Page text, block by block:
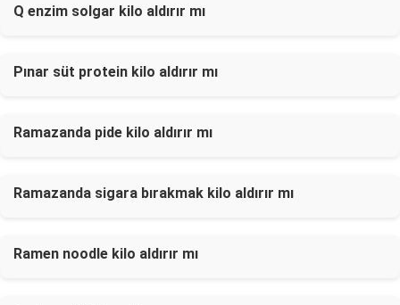
Q enzim solgar kilo aldırır mı
Pınar süt protein kilo aldırır mı
Ramazanda pide kilo aldırır mı
Ramazanda sigara bırakmak kilo aldırır mı
Ramen noodle kilo aldırır mı